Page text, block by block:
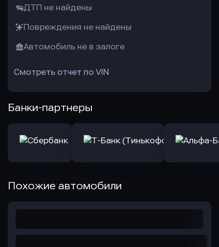
ДТП не найдены
Повреждения не найдены
Автомобиль не в залоге
Смотреть отчет по VIN
Банки-партнеры
Похожие автомобили